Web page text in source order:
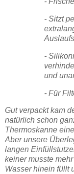
- Sitzt
-
und
- Für
Gut verpackt kam
natürlich schon
Thermoskanne
Aber unsere
langen
keiner musste
Wasser hinein füllt